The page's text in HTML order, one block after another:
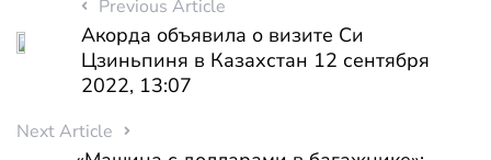
Previous Article
Акорда объявила о визите Си
Цзиньпиня в Казахстан 12 сентября
2022, 13:07
Next Article